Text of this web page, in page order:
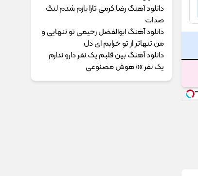
دانلود آهنگ رضا کرمی تارا بازم شدم لنگ
صدات
دانلود آهنگ ابوالفضل رحیمی ﺗﻮ ﺗﻨﻬﺎﻳﻰ و
ﻣﻦ ﺗﻨﻬﺎﺗﺮ از ﺗﻮ ﺧﺮاﺑﻢ ای دل
دانلود آهنگ بین قلبم یک نفر دارو ندارم
یک نفر »» هوش مصنوعی